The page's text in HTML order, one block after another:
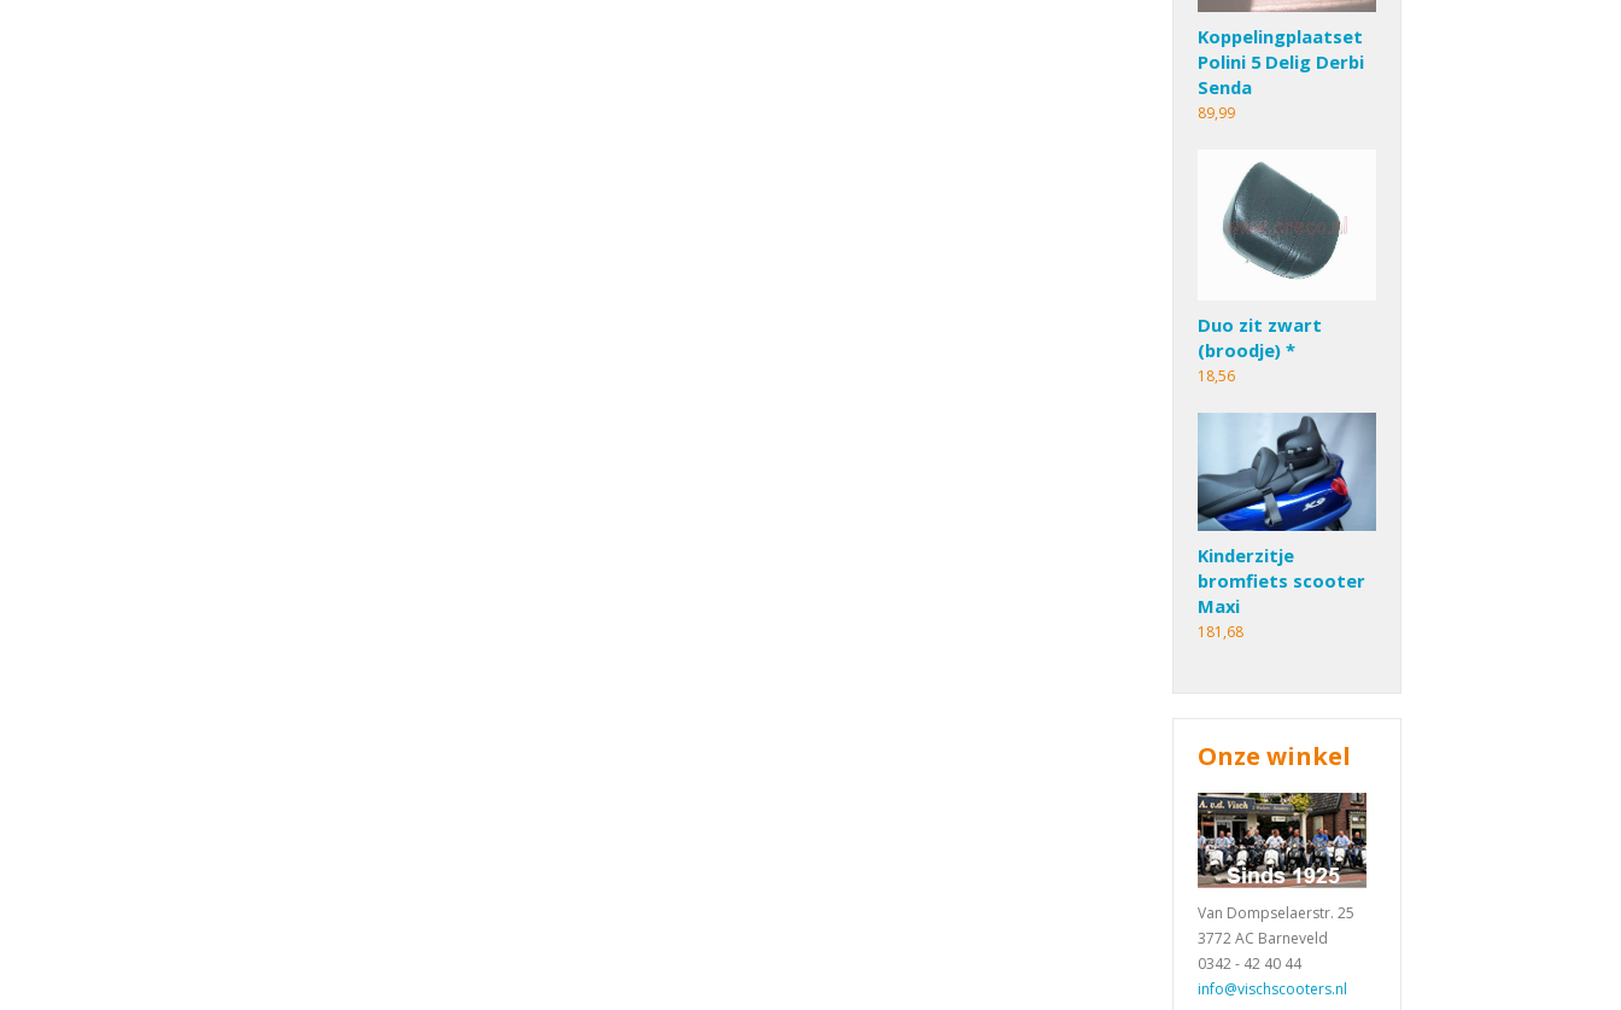
Koppelingplaatset
Polini 5 Delig Derbi
Senda
89,99
Duo zit zwart
(broodje) *
18,56
Kinderzitje
bromfiets scooter
Maxi
181,68
Onze winkel
Van Dompselaerstr. 25
3772 AC Barneveld
0342 - 42 40 44
info@vischscooters.nl